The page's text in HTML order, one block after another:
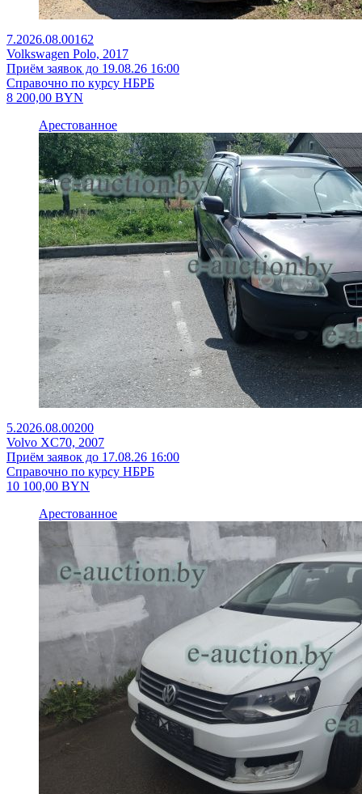
7.2026.08.00162
Volkswagen Polo, 2017
Приём заявок до 19.08.26 16:00
Справочно по курсу НБРБ
8 200,00 BYN
Арестованное
5.2026.08.00200
Volvo XC70, 2007
Приём заявок до 17.08.26 16:00
Справочно по курсу НБРБ
10 100,00 BYN
Арестованное